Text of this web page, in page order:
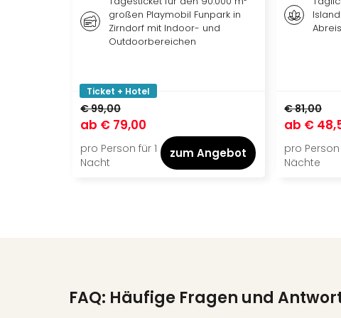
großen Playmobil Funpark in
Zirndorf mit Indoor- und
Outdoorbereichen
Ticket + Hotel
€ 99,00
ab € 79,00
pro Person für 1
Nacht
zum Angebot
€ 81,00
ab €
pro Person
Nächte
FAQ: Häufige Fragen und